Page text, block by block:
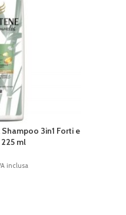
Shampoo 3in1 Forti e
ml
inclusa